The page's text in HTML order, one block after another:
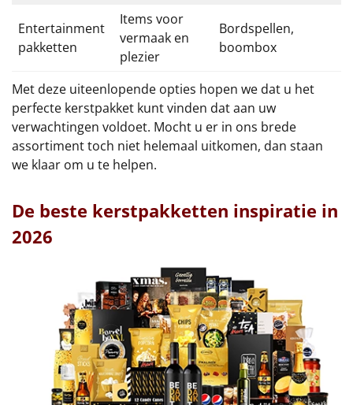
Entertainment
pakketten
Items voor
vermaak en
plezier
Bordspellen,
boombox
Met deze uiteenlopende opties hopen we dat u het
perfecte kerstpakket kunt vinden dat aan uw
verwachtingen voldoet. Mocht u er in ons brede
assortiment toch niet helemaal uitkomen, dan staan
we klaar om u te helpen.
De beste kerstpakketten inspiratie in
2026